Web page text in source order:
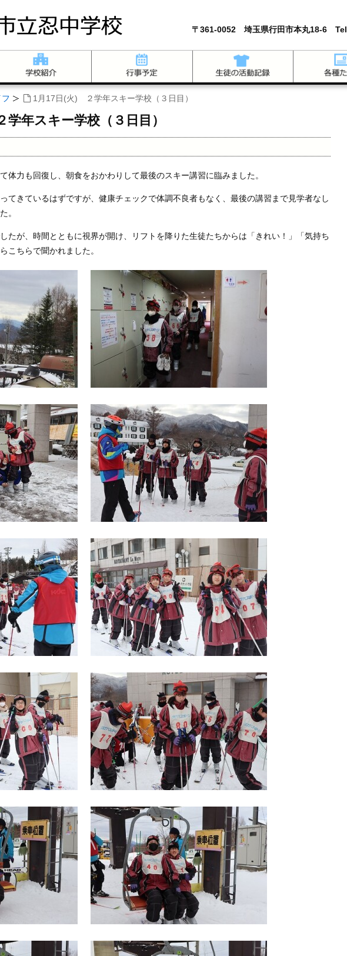
〒361-0052 埼玉県行田市本丸18-6 Tel
1月17日(火) ２学年スキー学校（３日目）
年スキー学校（３日目）
体力も回復し、朝食をおかわりして最後のスキー講習に臨みました。
てきているはずですが、健康チェックで体調不良者もなく、最後の講習まで見学者なし
。
たが、時間とともに視界が開け、リフトを降りた生徒たちからは「きれい！」「気持ち
こちらで聞かれました。